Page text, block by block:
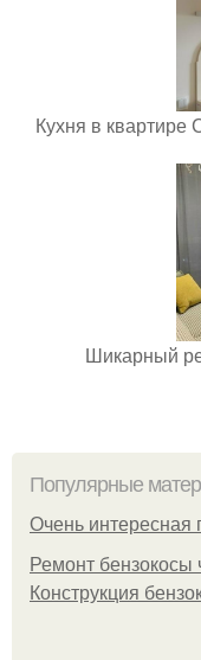
Кухня в
Шикарный
Популярные
Очень интересная
Ремонт бензокосы
Конструкция